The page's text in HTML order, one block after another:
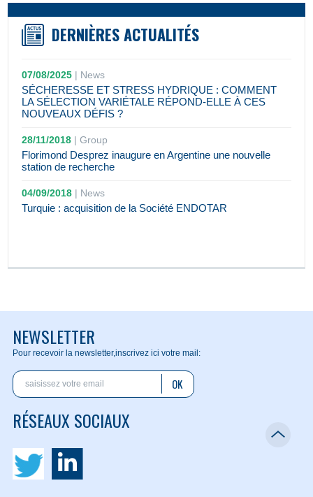
DERNIÈRES ACTUALITÉS
07/08/2025 | News
SÉCHERESSE ET STRESS HYDRIQUE : COMMENT
LA SÉLECTION VARIÉTALE RÉPOND-ELLE À CES
NOUVEAUX DÉFIS ?
28/11/2018 |Group
Florimond Desprez inaugure en Argentine une nouvelle
station de recherche
04/09/2018 | News
Turquie : acquisition de la Société ENDOTAR
NEWSLETTER
Pour recevoir la newsletter,inscrivez ici votre mail:
OK
RÉSEAUX SOCIAUX